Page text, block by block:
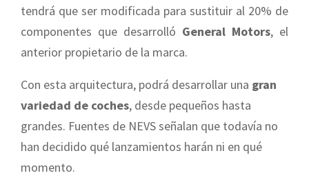
tendrá que ser modificada para sustituir al 20% de
componentes que desarrolló General Motors, el
anterior propietario de la marca.
Con esta arquitectura, podrá desarrollar una gran
variedad de coches, desde pequeños hasta
grandes. Fuentes de NEVS señalan que todavía no
han decidido qué lanzamientos harán ni en qué
momento.